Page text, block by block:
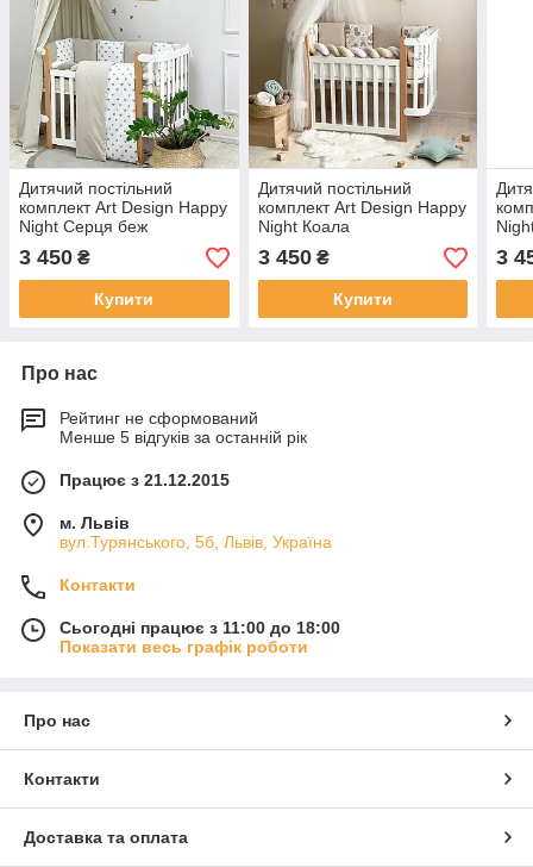
Дитячий постільний
комплект Art Design Happy
Night Серця беж
3 450 ₴
Купити
Дитячий постільний
комплект Art Design Happy
Night Коала
3 450₴
Купити
3
Про нас
Рейтинг не сформований
Менше 5 відгуків за останній рік
Працює з 21.12.2015
м. Львів
вул.Турянського, 5б, Львів, Україна
Контакти
Сьогодні працює з 11:00 до 18:00
Показати весь графік роботи
Про нас
Контакти
Доставка та оплата